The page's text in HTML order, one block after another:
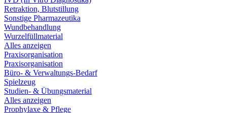
Retraktion, Blutstillung
Sonstige Pharmazeutika
Wundbehandlung
Wurzelfüllmaterial
Alles anzeigen
Praxisorganisation
Praxisorganisation
Büro- & Verwaltungs-Bedarf
Spielzeug
Studien- & Übungsmaterial
Alles anzeigen
Prophylaxe & Pflege